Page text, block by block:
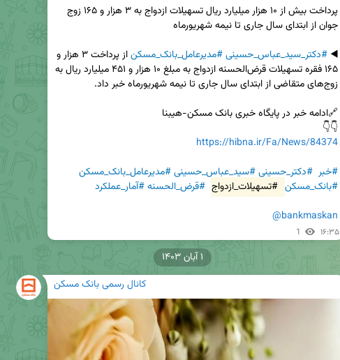
◀️ #دکتر_سید_عباس_حسینی#مدیرعامل_بانک_مسکن
👇👇
https://hibna.ir/Fa/News/84374
#خبر #دکتر_حسینی#سید_عباس_حسینی#مدیرعامل_بانک_مسکن
#بانک_مسکن #تسهیلات_ازدواج #قرض_الحسنه#آمار_عملکرد
@bankmaskan
1 ۱۶:۳۵
کانال رسمی بانک مسکن
۱ آبان ۱۴۰۳